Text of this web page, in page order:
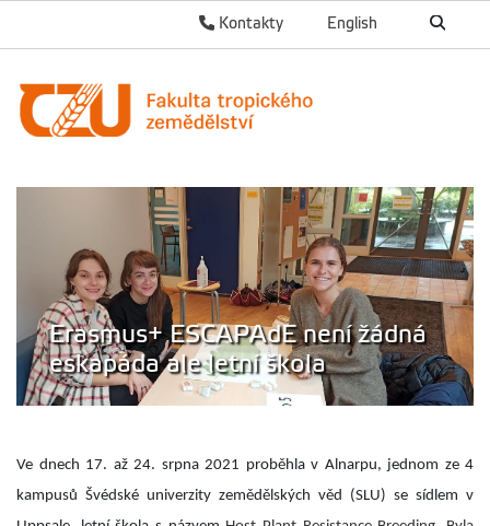
English
Kontakty
Erasmus+ ESCAPAdE není žádná
eskapáda ale letní škola
Ve dnech 17. až 24. srpna 2021 proběhla v Alnarpu, jednom ze 4
kampusů Švédské univerzity zemědělských věd (SLU) se sídlem v